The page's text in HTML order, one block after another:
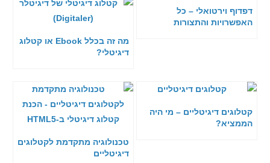
דפדוף וירטואלי – כל
האפשרויות והתצורות
מה זה בכלל Ebook או קטלוג
דיגיטלי?
קטלוגים דיגיטליים – מי היה
הממציא?
טכנולוגיה מתקדמת לקטלוגים
דיגיטליים